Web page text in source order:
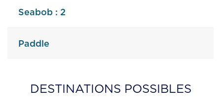
Seabob : 2
Paddle
DESTINATIONS POSSIBLES